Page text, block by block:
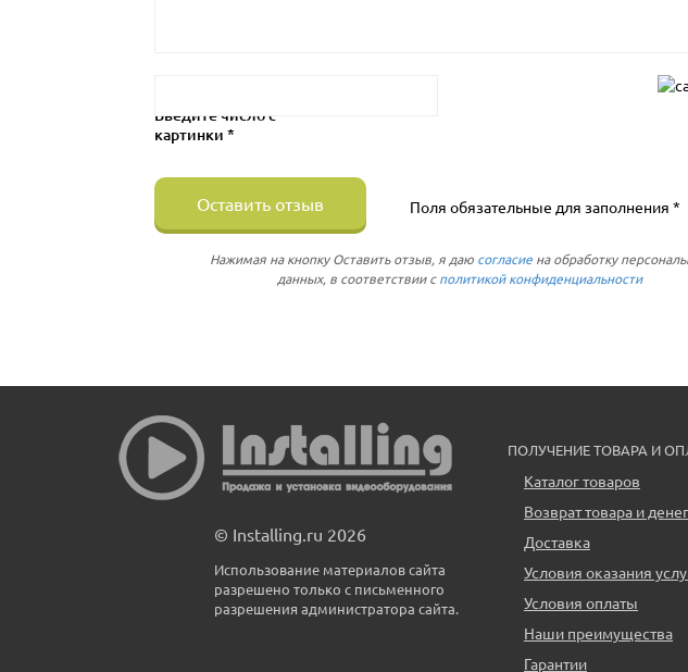
Введите число с
картинки *
Оставить отзыв Поля обязательные для заполнения *
Нажимая на кнопку Оставить отзыв, я даю согласие на обработку
данных, в соответствии сполитикой конфиденциальности
© Installing.ru 2026
Использование материалов сайта
разрешено только с письменного
разрешения администратора сайта.
ПОЛУЧЕНИЕ ТОВАРА И
Каталог товаров
Возврат товара и денег
Доставка
Условия оказания
Условия оплаты
Наши преимущества
Гарантии